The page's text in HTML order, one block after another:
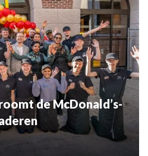
de McDonald’s-